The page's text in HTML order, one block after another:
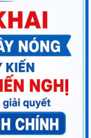
sát hiện trạng khu vực dự
SỐ 11-NQ/TU: QUYẾT
KINH TẾ...
ĐẢM AN TOÀN THÔNG